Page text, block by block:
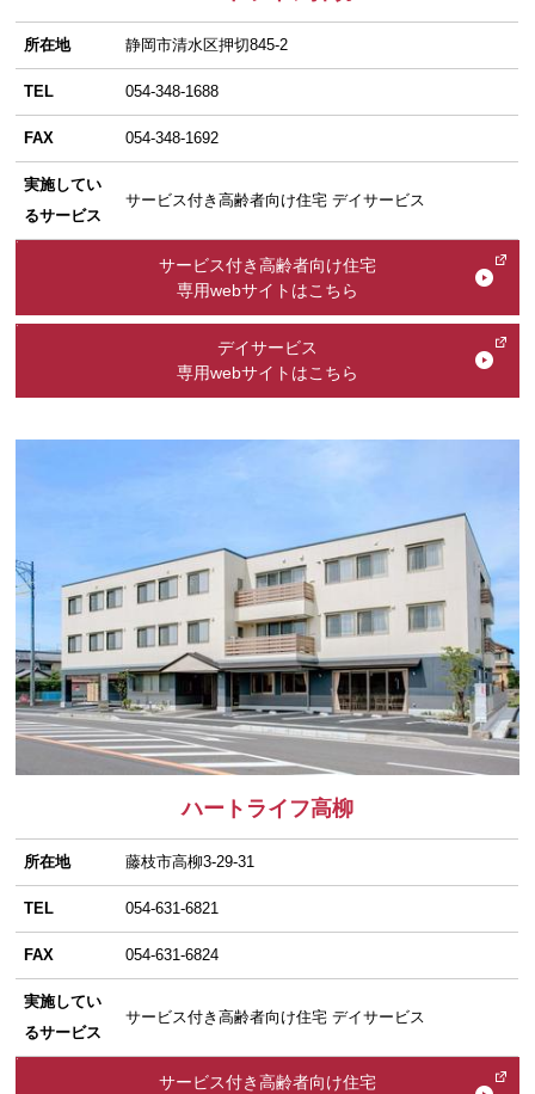
所在地 静岡市清水区押切845-2
TEL 054-348-1688
FAX 054-348-1692
実施してい
るサービス
サービス付き高齢者向け住宅 デイサービス
サービス付き高齢者向け住宅
専用webサイトはこちら
デイサービス
専用webサイトはこちら
ハートライフ高柳
所在地 藤枝市高柳3-29-31
TEL 054-631-6821
FAX 054-631-6824
実施してい
るサービス
サービス付き高齢者向け住宅 デイサービス
サービス付き高齢者向け住宅